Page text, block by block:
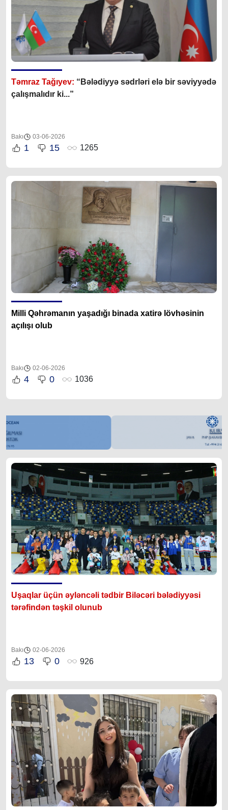
Təmraz Tağıyev: “Bələdiyyə sədrləri elə bir səviyyədə
çalışmalıdır ki...”
Bakı 03-06-2026
1 15 1265
Milli Qəhrəmanın yaşadığı binada xatirə lövhəsinin
açılışı olub
Bakı 02-06-2026
4 0 1036
Uşaqlar üçün əyləncəli tədbir Biləcəri bələdiyyəsi
tərəfindən təşkil olunub
Bakı 02-06-2026
13 0 926